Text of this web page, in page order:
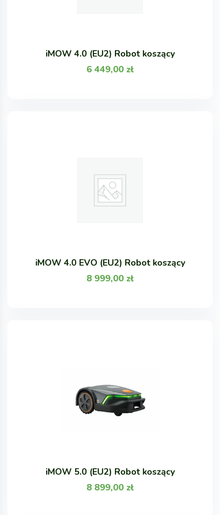
iMOW 4.0 (EU2) Robot koszący
6 449,00 zł
iMOW 4.0 EVO (EU2) Robot koszący
8 999,00 zł
iMOW 5.0 (EU2) Robot koszący
8 899,00 zł